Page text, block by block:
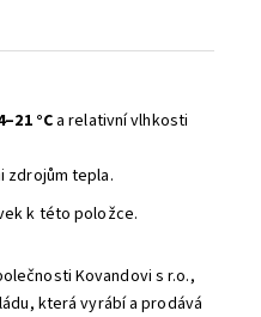
°Ca relativní vlhkosti
zdrojům tepla.
k této položce.
Kovandovi s r.o.,
která vyrábí a prodává